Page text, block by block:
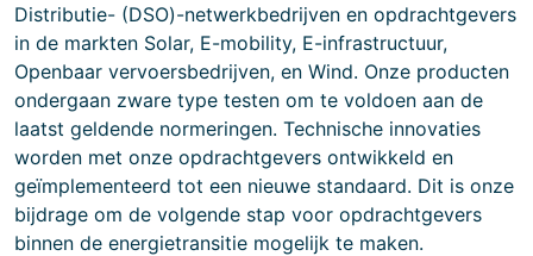
Distributie- (DSO)-netwerkbedrijven en opdrachtgevers
in de markten Solar, E-mobility, E-infrastructuur,
Openbaar vervoersbedrijven, en Wind. Onze producten
ondergaan zware type testen om te voldoen aan de
laatst geldende normeringen. Technische innovaties
worden met onze opdrachtgevers ontwikkeld en
geïmplementeerd tot een nieuwe standaard. Dit is onze
bijdrage om de volgende stap voor opdrachtgevers
binnen de energietransitie mogelijk te maken.